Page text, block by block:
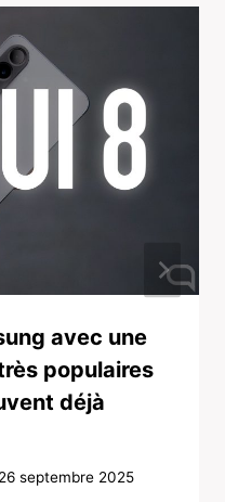
avec une
populaires
déjà
26 septembre 2025